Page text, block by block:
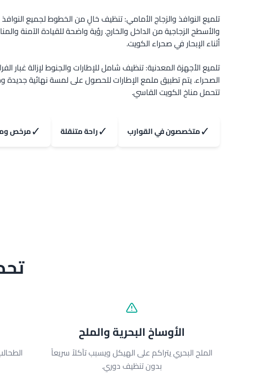
تلميع النوافذ والزجاج الأمامي: تنظيف خالٍ من الخطوط لجميع النوافذ
والأسطح الزجاجية من الداخل والخارج. رؤية واضحة للقيادة الآمنة
أثناء الإبحار في صحراء الكويت.
تلميع الأجهزة المعدنية: تنظيف شامل للإطارات والجنوط لإزالة غبار
الصحراء. يتم تطبيق ملمع الإطارات للحصول على لمسة نهائية جديدة
تتحمل مناخ الكويت القاسي.
✓متخصصون في القوارب ✓راحة متنقلة ✓مرخص
الأوساخ البحرية والملح
الملح البحري يتراكم على الهيكل ويسبب تآكلاً سريعاً
بدون تنظيف دوري.